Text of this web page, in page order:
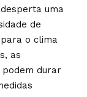
uma
de
o clima
as
durar